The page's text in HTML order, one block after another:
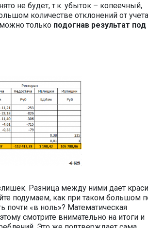
не будет, т.к. убыток – копеечный,
количестве отклонений от учета
только подогнав результат под
Разница между ними дает
подумаем, как при таком большом
почти «в ноль»? Математическая
смотрите внимательно на итоги и